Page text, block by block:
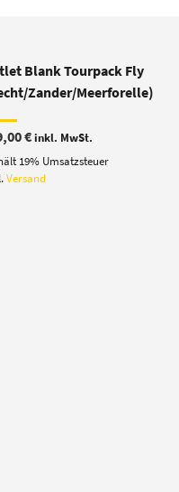
Blank Tourpack Fly
Zander/Meerforelle)
€ inkl. MwSt.
19% Umsatzsteuer
Versand